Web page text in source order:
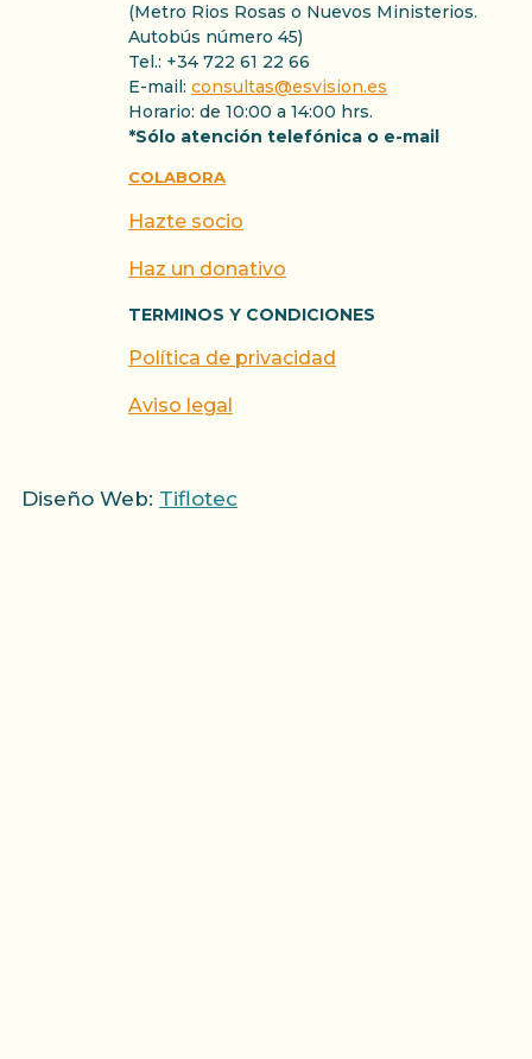
(Metro Rios Rosas o Nuevos Ministerios.
Autobús número 45)
Tel.: +34 722 61 22 66
E-mail: consultas@esvision.es
Horario: de 10:00 a 14:00 hrs.
*Sólo atención telefónica o e-mail
COLABORA
Hazte socio
Haz un donativo
TERMINOS Y CONDICIONES
Política de privacidad
Aviso legal
Diseño Web: Tiflotec